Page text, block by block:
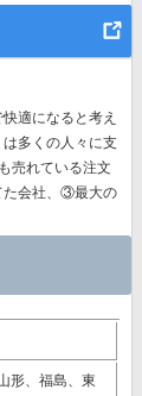
適になると考え
多くの人々に支
売れている注文
た会社、③最大の
形、福島、東